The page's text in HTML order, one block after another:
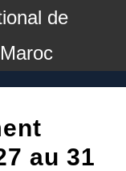
de
au 31